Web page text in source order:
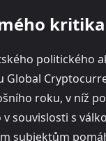
politického
roku, v níž
souvislosti s
subjektům